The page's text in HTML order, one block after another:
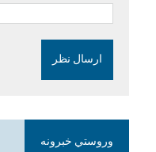
وروستي خبرونه